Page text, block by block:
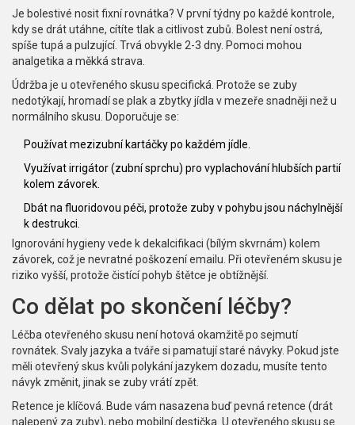
Je bolestivé nosit fixní rovnátka? V první týdny po každé kontrole,
kdy se drát utáhne, cítíte tlak a citlivost zubů. Bolest není ostrá,
spíše tupá a pulzující. Trvá obvykle 2-3 dny. Pomoci mohou
analgetika a měkká strava.
Údržba je u otevřeného skusu specifická. Protože se zuby
nedotýkají, hromadí se plak a zbytky jídla v mezeře snadněji než u
normálního skusu. Doporučuje se:
Používat mezizubní kartáčky po každém jídle.
Využívat irrigátor (zubní sprchu) pro vyplachování hlubších partií
kolem závorek.
Dbát na fluoridovou péči, protože zuby v pohybu jsou náchylnější
k destrukci.
Ignorování hygieny vede k dekalcifikaci (bílým skvrnám) kolem
závorek, což je nevratné poškození emailu. Při otevřeném skusu je
riziko vyšší, protože čistící pohyb štětce je obtížnější.
Co dělat po skončení léčby?
Léčba otevřeného skusu není hotová okamžitě po sejmutí
rovnátek. Svaly jazyka a tváře si pamatují staré návyky. Pokud jste
měli otevřený skus kvůli polykání jazykem dozadu, musíte tento
návyk změnit, jinak se zuby vrátí zpět.
Retence je klíčová. Bude vám nasazena buď pevná retence (drát
nalepený za zuby), nebo mobilní destička. U otevřeného skusu se